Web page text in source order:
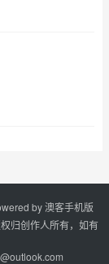
by澳客手机版
归创作人所有，如有